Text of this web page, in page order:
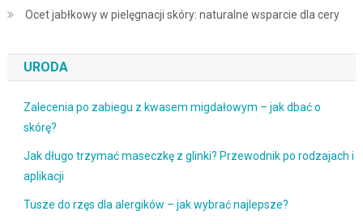
Ocet jabłkowy w pielęgnacji skóry: naturalne wsparcie dla cery
URODA
Zalecenia po zabiegu z kwasem migdałowym – jak dbać o
skórę?
Jak długo trzymać maseczkę z glinki? Przewodnik po rodzajach i
aplikacji
Tusze do rzęs dla alergików – jak wybrać najlepsze?